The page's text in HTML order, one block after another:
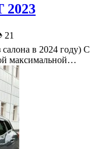
2023
21
в 2024 году) С
максимальной…